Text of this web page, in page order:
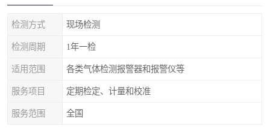
检测方式 现场检测
检测周期 1年一检
适用范围 各类气体检测报警器和报警仪等
服务项目 定期检定、计量和校准
服务范围 全国